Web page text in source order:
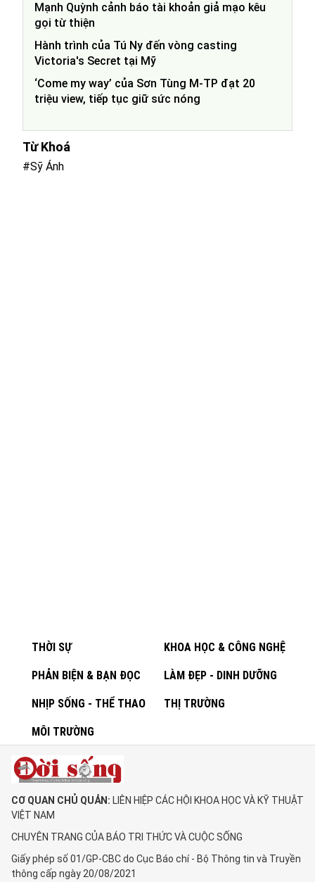
Mạnh Quỳnh cảnh báo tài khoản giả mạo kêu
gọi từ thiện
Hành trình của Tú Ny đến vòng casting
Victoria's Secret tại Mỹ
‘Come my way’ của Sơn Tùng M-TP đạt 20
triệu view, tiếp tục giữ sức nóng
Từ Khoá
#Sỹ Ánh
THỜI SỰ KHOA HỌC & CÔNG NGHỆ
PHẢN BIỆN & BẠN ĐỌC LÀM ĐẸP - DINH DƯỠNG
NHỊP SỐNG - THỂ THAO THỊ TRƯỜNG
MÔI TRƯỜNG
CƠ QUAN CHỦ QUẢN: LIÊN HIỆP CÁC HỘI KHOA HỌC VÀ KỸ THUẬT
VIỆT NAM
CHUYÊN TRANG CỦA BÁO TRI THỨC VÀ CUỘC SỐNG
Giấy phép số 01/GP-CBC do Cục Báo chí - Bộ Thông tin và Truyền
thông cấp ngày 20/08/2021